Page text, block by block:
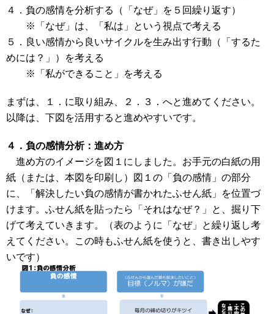
４．負の感情を分析する（「なぜ」を５回繰り返す）
※「なぜ」は、「私は」という視点で考える
５．良い感情から良いサイクルを生み出す行動（「するた
めには？」）を考える
※「私ができること」を考える
まずは、１．に取り組み、２．３．へと進めてください。
以降は、下図を活用すると進めやすいです。
４．負の感情分析：進め方
進め方のイメージを図１にしました。お手元の白紙の用
紙（または、本図を印刷し）図１の「負の感情」の部分
に、「解決したい負の感情が書かれたふせん紙」を位置づ
けます。ふせん紙を貼ったら「それはなぜ？」と、掘り下
げて考えていきます。（表のように「なぜ」と繰り返し考
えてください。この時もふせん紙を使うと、書き出しやす
いです）